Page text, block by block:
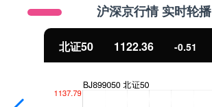
沪深京行情 实时轮播
北证50 1122.36 -0.51